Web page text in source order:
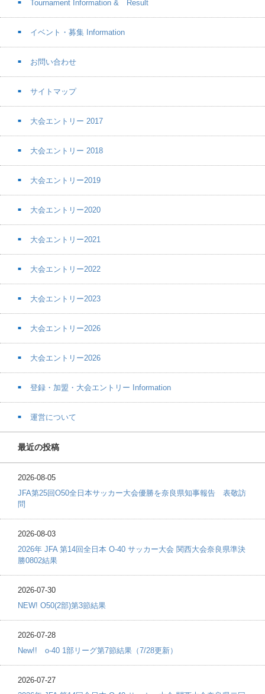
Tournament Information & Result
イベント・募集 Information
お問い合わせ
サイトマップ
大会エントリー 2017
大会エントリー 2018
大会エントリー2019
大会エントリー2020
大会エントリー2021
大会エントリー2022
大会エントリー2023
大会エントリー2026
大会エントリー2026
登録・加盟・大会エントリー Information
運営について
最近の投稿
2026-08-05
JFA第25回O50全日本サッカー大会優勝を奈良県知事報告 表敬訪
問
2026-08-03
2026年 JFA 第14回全日本 O-40 サッカー大会 関西大会奈良県準決
勝0802結果
2026-07-30
NEW! O50(2部)第3節結果
2026-07-28
New!! o-40 1部リーグ第7節結果（7/28更新）
2026-07-27